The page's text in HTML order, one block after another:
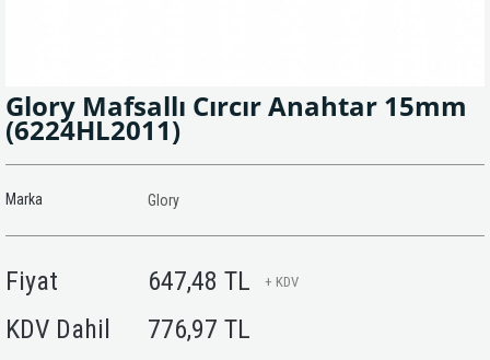
Glory Mafsallı Cırcır Anahtar 15mm
(6224HL2011)
Marka Glory
Fiyat 647,48 TL + KDV
KDV Dahil 776,97 TL